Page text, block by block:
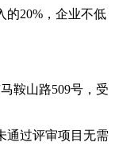
的20%，企业不低
鞍山路509号，受
通过评审项目无需